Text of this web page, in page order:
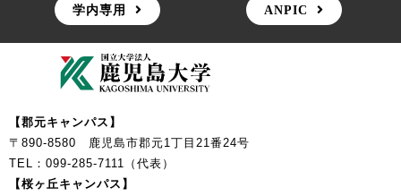
学内専用 ANPIC
【郡元キャンパス】
〒890-8580 鹿児島市郡元1丁目21番24号
TEL：099-285-7111（代表）
【桜ヶ丘キャンパス】